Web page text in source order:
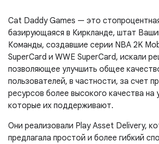
Cat Daddy Games — это
базирующаяся в Киркланде, штат
Команды, создавшие серии NBA 2K
SuperCard и WWE SuperCard, искали
позволяющее улучшить общее
пользователей, в частности, за счет
ресурсов более высокого качества на
которые их поддерживают.
Они реализовали Play Asset Delivery,
предлагала простой и более гибкий